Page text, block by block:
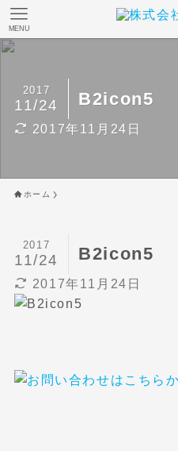
MENU
B2icon5
2017
11/24
2017年11月24日
ホーム
B2icon5
2017
11/24
2017年11月24日